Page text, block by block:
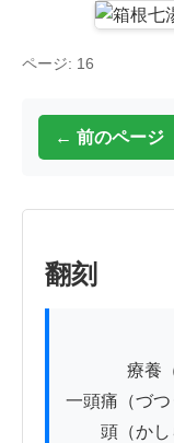
ページ: 16
← 前のページ
翻刻
一頭痛（づ
頭（かし